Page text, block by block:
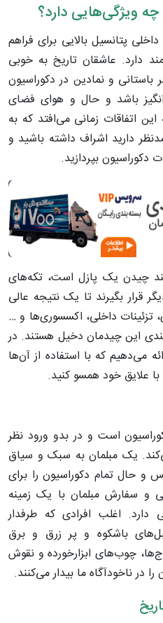
ویژگی‌هایی دارد؟
پتانسیل بالایی برای فراهم
عاشقان تاریخ به خوبی
و نمادین در دکوراسیون
باشد و حال و هوای فضای
اتفاقات زمانی می‌افتد که به
دارید اشراف داشته باشید و
دکوراسیون بپردازید.
چیدن یک پازل است، تکه‌های
قرار بگیرند تا یک نتیجه عالی
تزئینات داخلی، اکسسوری‌ها و …
این چیدمان دخیل هستند. در
می‌دهیم که با استفاده از آن‌ها
علایق خود همسو کنید.
است و در بدو ورود نظر
یک مبلمان به سبک و سیاق
و حال تمام دکوراسیون را برای
و سفارش مبلمان با یک زمینه
دارد. اغلب افرادی که طرفدار
باشکوه و پر زرق و برق
چوب‌های ابزارخورده و نقوش
در ناخودآگاه ما بیدار می‌کنند.